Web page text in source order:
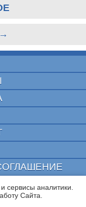
CURATOR
"3ДНьюс" | Свидетельство о
сервисы аналитики.
Cайта.